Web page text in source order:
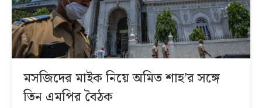
মসজিদের মাইক নিয়ে অমিত শাহ’র সঙ্গে
তিন এমপির বৈঠক